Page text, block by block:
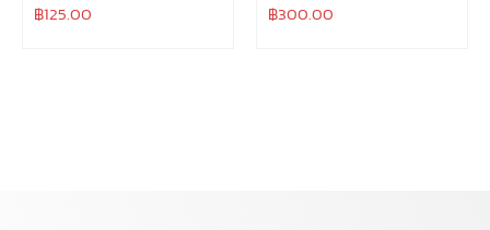
฿125.00 ฿300.00